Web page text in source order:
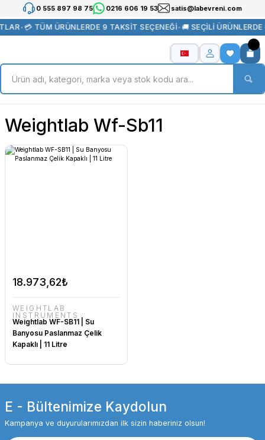
0 555 897 98 75 0216 606 19 53 satis@labevreni.com
•💳 TÜM ÜRÜNLERDE 9 TAKSİT SEÇENEĞİ•🚚 SEÇİLİ ÜRÜNLERDE
Weightlab Wf-Sb11
18.973,62₺
WEIGHTLAB
INSTRUMENTS
Weightlab WF-SB11 | Su
Banyosu Paslanmaz Çelik
Kapaklı | 11 Litre
E - Bültenimize Kaydolun
Kampanya ve duyurularımızdan ilk sizin haberiniz olsun!